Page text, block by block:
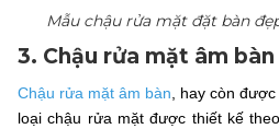
Mẫu chậu rửa mặt đặt bàn
3. Chậu rửa mặt âm bàn
Chậu rửa mặt âm bàn , hay còn
loại chậu rửa mặt được thiết kế